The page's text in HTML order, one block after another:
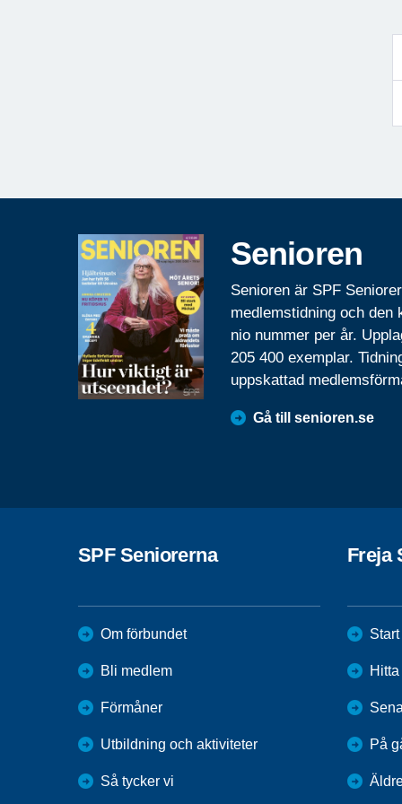
Senioren
Senioren är SPF
medlemstidning och den
nio nummer per år.
205 400 exemplar.
uppskattad
Gå till senioren.se
SPF Seniorerna
Om förbundet
Bli medlem
Förmåner
Utbildning och aktiviteter
Så tycker vi
Freja
Start
På